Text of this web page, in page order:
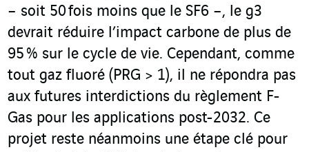
– soit 50 fois moins que le SF6 –, le g3
devrait réduire l’impact carbone de plus de
95 % sur le cycle de vie. Cependant, comme
tout gaz fluoré (PRG > 1), il ne répondra pas
aux futures interdictions du règlement F-
Gas pour les applications post-2032. Ce
projet reste néanmoins une étape clé pour